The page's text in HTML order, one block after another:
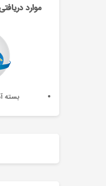
موارد
بسته